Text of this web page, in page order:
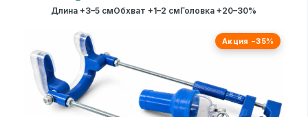
Длина +3–5 смОбхват +1–2 смГоловка +20–30%
Акция −35%